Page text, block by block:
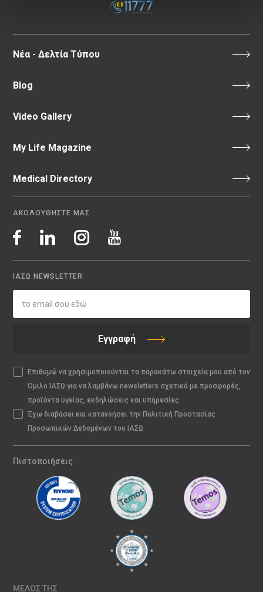
Νέα - Δελτία Τύπου
Blog
Video Gallery
My Life Magazine
Medical Directory
ΑΚΟΛΟΥΘΗΣΤΕ ΜΑΣ
ΙΑΣΩ NEWSLETTER
Εγγραφή
Επιθυμώ να χρησιμοποιούνται τα παρακάτω στοιχεία μου από τον
Όμιλο ΙΑΣΩ για να λαμβάνω newsletters σχετικά με προσφορές,
προϊόντα υγείας, εκδηλώσεις και υπηρεσίες.
Έχω διαβάσει και κατανοήσει την Πολιτική Προστασίας
Προσωπικών Δεδομένων του ΙΑΣΩ
Πιστοποιήσεις
ΜΕΛΟΣ ΤΗΣ